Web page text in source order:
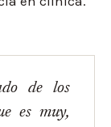
de los
es muy,